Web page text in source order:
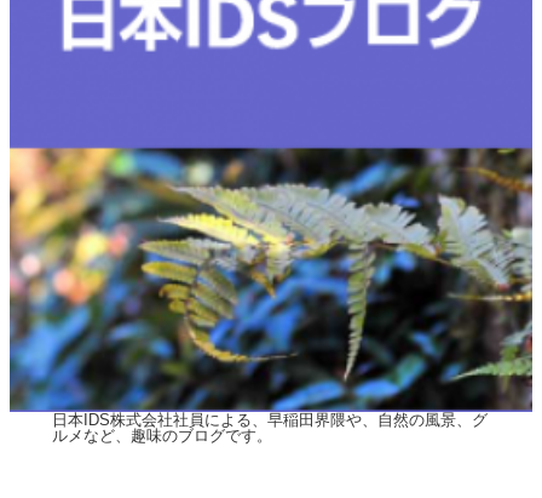
日本IDS株式会社社員による、早稲田界隈や、自然の風景、グ
ルメなど、趣味のブログです。